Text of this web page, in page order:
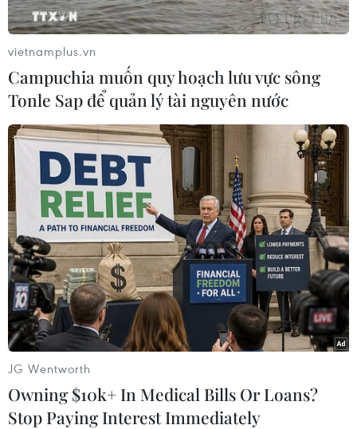
Thông tin trên được đưa ra sau công bố ban đầu
của Washington rằng không có quân nhân nào
của Mỹ bị thương.
Người phát ngôn Bộ Chỉ huy Trung tâm Mỹ, Đại
tá Bill Urban thông báo: "Trong khi không có
quân nhân Mỹ nào thiệt mạng trong vụ tấn
công của Iran nhằm vào căn cứ không quân Al
Asad, một số binh sỹ đã được điều trị về các
triệu chứng chấn động từ vụ nổ này."
[NATO lên án Iran tấn công các căn cứ có
binh sỹ Mỹ đồn trú]
Trước đó vào ngày 8/1, Iran đã bắn nhiều tên
lửa đạn đạo tới 2 căn cứ quân sự Mỹ tại Iraq,
Lực lượng Vệ binh Cách mạng Hồi giáo Iran
vietnamplus.vn
Campuchia muốn quy hoạch lưu vực sông
Tonle Sap để quản lý tài nguyên nước
JG Wentworth
Owning $10k+ In Medical Bills Or Loans?
Stop Paying Interest Immediately